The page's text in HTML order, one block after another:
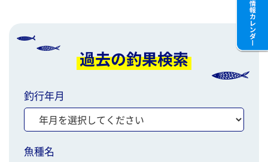
過去の釣果検索
釣行年月
魚種名